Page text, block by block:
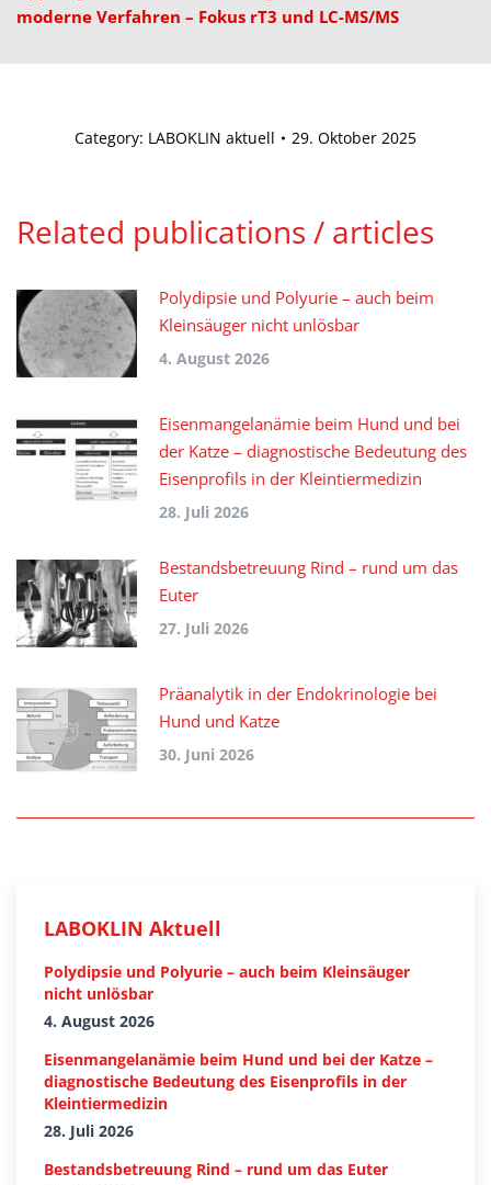
moderne Verfahren – Fokus rT3 und LC-MS/MS
Category: LABOKLIN aktuell 29. Oktober 2025
Related publications / articles
Polydipsie und Polyurie – auch beim
Kleinsäuger nicht unlösbar
4. August 2026
Eisenmangelanämie beim Hund und bei
der Katze – diagnostische Bedeutung des
Eisenprofils in der Kleintiermedizin
28. Juli 2026
Bestandsbetreuung Rind – rund um das
Euter
27. Juli 2026
Präanalytik in der Endokrinologie bei
Hund und Katze
30. Juni 2026
LABOKLIN Aktuell
Polydipsie und Polyurie – auch beim Kleinsäuger
nicht unlösbar
4. August 2026
Eisenmangelanämie beim Hund und bei der Katze –
diagnostische Bedeutung des Eisenprofils in der
Kleintiermedizin
28. Juli 2026
Bestandsbetreuung Rind – rund um das Euter